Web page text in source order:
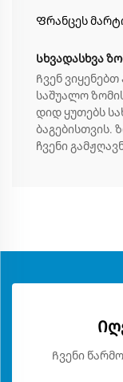
Ფრანცეს
Სხვადასხვა
Ჩვენ
საშუალო
დიდ ყუთებს
ბაგებისთვის.
ჩვენი
Ჩვენი